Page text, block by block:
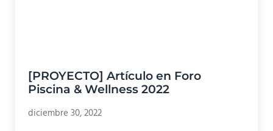
[PROYECTO] Artículo en Foro
Piscina & Wellness 2022
diciembre 30, 2022